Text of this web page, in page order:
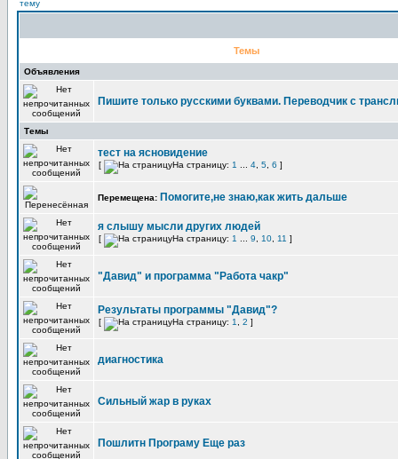
Темы
Объявления
Пишите только русскими буквами. Переводчик с
Темы
тест на ясновидение
[ На страницу: 1 4 5 6 ]
Перемещена: Помогите,не знаю,как жить дальше
я слышу мысли других людей
[ На страницу: 1 9 10 11 ]
"Давид" и программа "Работа чакр"
Результаты программы "Давид"?
[ На страницу: 1 2 ]
диагностика
Сильный жар в руках
Пошлитн Програму Еще раз